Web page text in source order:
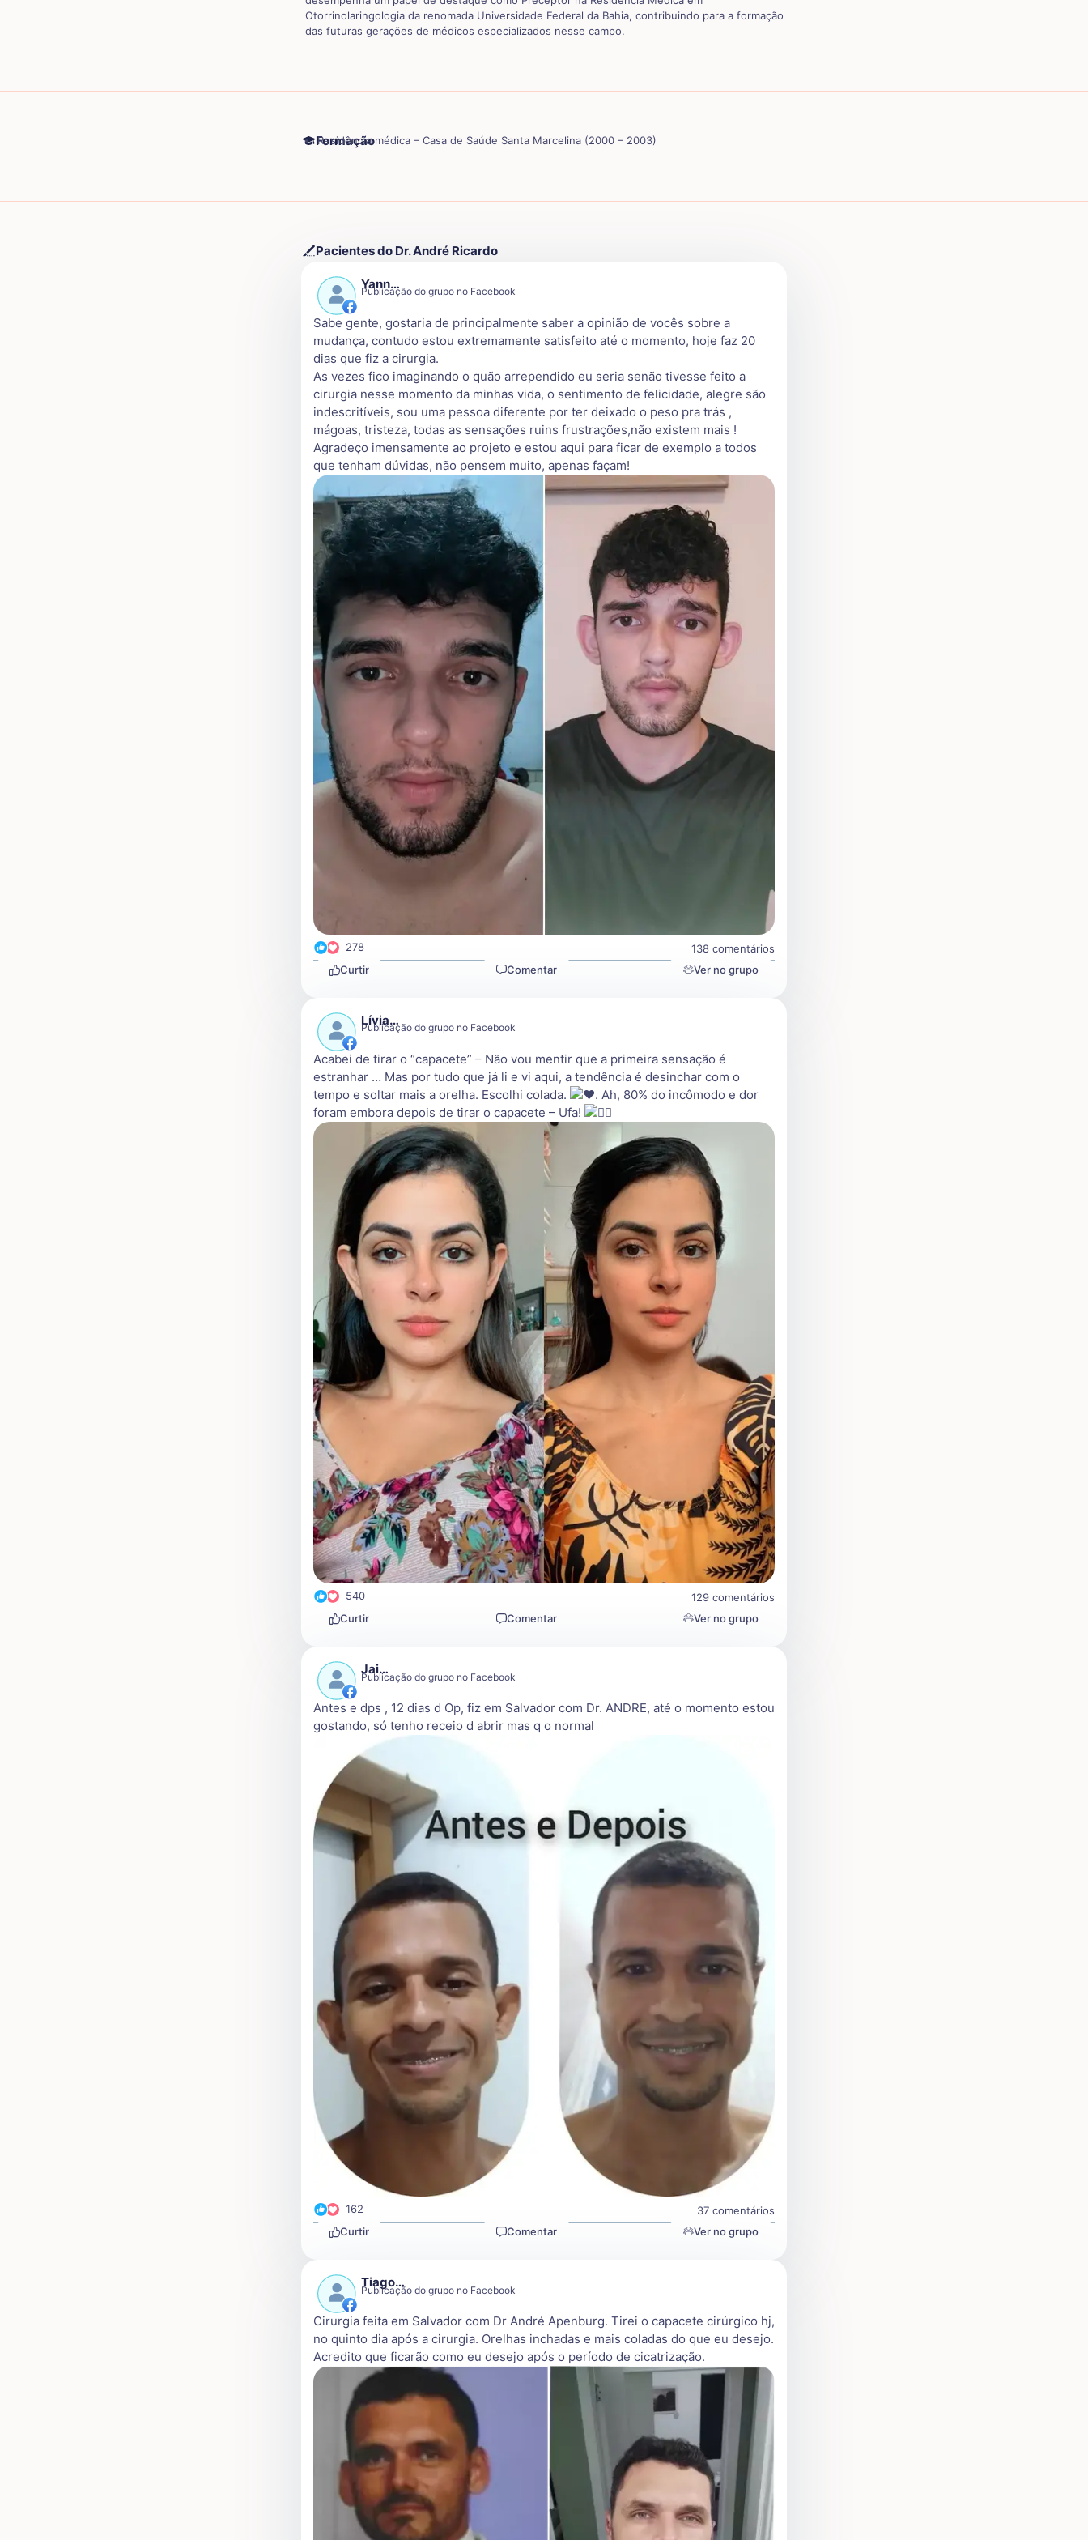
Otorrinolaringologia da renomada Universidade Federal da Bahia, contribuindo para a formação
das futuras gerações de médicos especializados nesse campo.
Formação
Residência médica – Casa de Saúde Santa Marcelina (2000 – 2003)
Pacientes do Dr. André Ricardo
Yann…
Publicação do grupo no Facebook
Sabe gente, gostaria de principalmente saber a opinião de vocês sobre a
mudança, contudo estou extremamente satisfeito até o momento, hoje faz 20
dias que fiz a cirurgia.
As vezes fico imaginando o quão arrependido eu seria senão tivesse feito a
cirurgia nesse momento da minhas vida, o sentimento de felicidade, alegre são
indescritíveis, sou uma pessoa diferente por ter deixado o peso pra trás ,
mágoas, tristeza, todas as sensações ruins frustrações,não existem mais !
Agradeço imensamente ao projeto e estou aqui para ficar de exemplo a todos
que tenham dúvidas, não pensem muito, apenas façam!
278
138 comentários
Curtir
Comentar Ver no grupo
Lívia…
Publicação do grupo no Facebook
Acabei de tirar o “capacete” – Não vou mentir que a primeira sensação é
estranhar … Mas por tudo que já li e vi aqui, a tendência é desinchar com o
tempo e soltar mais a orelha. Escolhi colada.
. Ah, 80% do incômodo e dor
foram embora depois de tirar o capacete – Ufa!
540
129 comentários
Curtir
Comentar Ver no grupo
Jai…
Publicação do grupo no Facebook
Antes e dps , 12 dias d Op, fiz em Salvador com Dr. ANDRE, até o momento estou
gostando, só tenho receio d abrir mas q o normal
162
37 comentários
Curtir
Comentar Ver no grupo
Tiago…
Publicação do grupo no Facebook
Cirurgia feita em Salvador com Dr André Apenburg. Tirei o capacete cirúrgico hj,
no quinto dia após a cirurgia. Orelhas inchadas e mais coladas do que eu desejo.
Acredito que ficarão como eu desejo após o período de cicatrização.